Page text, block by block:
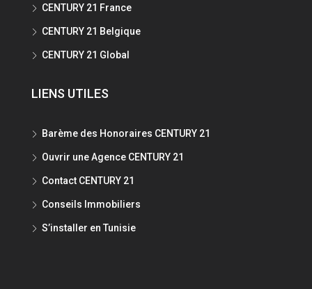
CENTURY 21 France
CENTURY 21 Belgique
CENTURY 21 Global
LIENS UTILES
Barème des Honoraires CENTURY 21
Ouvrir une Agence CENTURY 21
Contact CENTURY 21
Conseils Immobiliers
S’installer en Tunisie